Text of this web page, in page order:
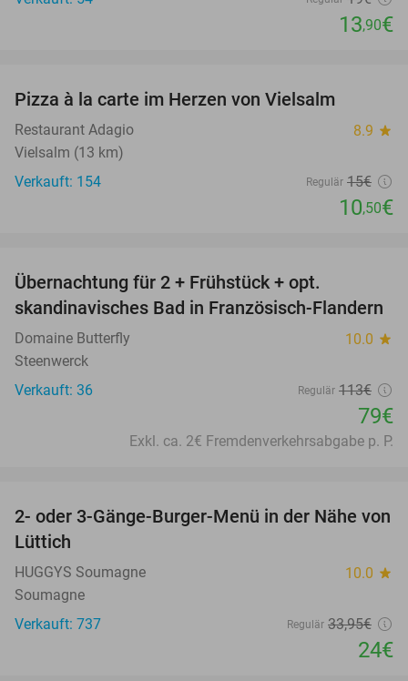
13,90€
Pizza à la carte im Herzen von Vielsalm
Restaurant Adagio 8.9 star
Vielsalm (13 km)
Verkauft: 154
Regulär 15€
10,50€
Übernachtung für 2 + Frühstück + opt.
skandinavisches Bad in Französisch-Flandern
Domaine Butterfly 10.0 star
Steenwerck
Verkauft: 36
Regulär 113€
79€
Exkl. ca. 2€ Fremdenverkehrsabgabe p. P.
29%
2- oder 3-Gänge-Burger-Menü in der Nähe von
Lüttich
HUGGYS Soumagne 10.0 star
Soumagne
Verkauft: 737
Regulär 33,95€
24€